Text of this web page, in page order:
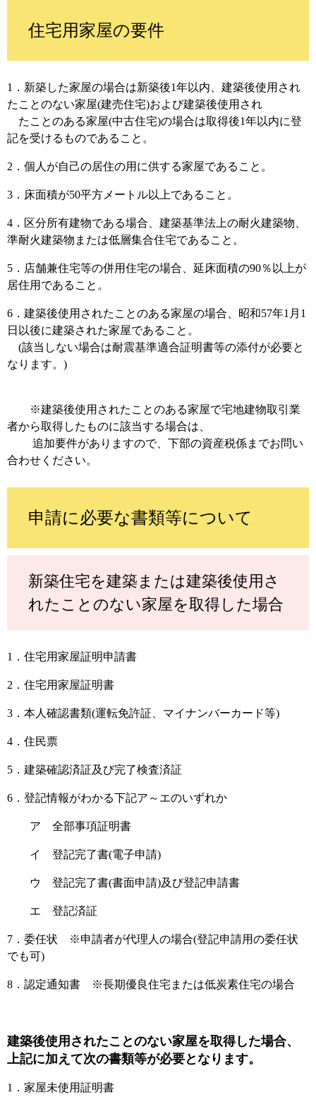
住宅用家屋の要件
1．新築した家屋の場合は新築後1年以内、建築後使用され
たことのない家屋(建売住宅)および建築後使用され
たことのある家屋(中古住宅)の場合は取得後1年以内に登
記を受けるものであること。
2．個人が自己の居住の用に供する家屋であること。
3．床面積が50平方メートル以上であること。
4．区分所有建物である場合、建築基準法上の耐火建築物、
準耐火建築物または低層集合住宅であること。
5．店舗兼住宅等の併用住宅の場合、延床面積の90％以上が
居住用であること。
6．建築後使用されたことのある家屋の場合、昭和57年1月1
日以後に建築された家屋であること。
(該当しない場合は耐震基準適合証明書等の添付が必要と
なります。)
※建築後使用されたことのある家屋で宅地建物取引業
者から取得したものに該当する場合は、
追加要件がありますので、下部の資産税係までお問い
合わせください。
申請に必要な書類等について
新築住宅を建築または建築後使用さ
れたことのない家屋を取得した場合
1．住宅用家屋証明申請書
2．住宅用家屋証明書
3．本人確認書類(運転免許証、マイナンバーカード等)
4．住民票
5．建築確認済証及び完了検査済証
6．登記情報がわかる下記ア～エのいずれか
ア 全部事項証明書
イ 登記完了書(電子申請)
ウ 登記完了書(書面申請)及び登記申請書
エ 登記済証
7．委任状 ※申請者が代理人の場合(登記申請用の委任状
でも可)
8．認定通知書 ※長期優良住宅または低炭素住宅の場合
建築後使用されたことのない家屋を取得した場合、
上記に加えて次の書類等が必要となります。
1．家屋未使用証明書